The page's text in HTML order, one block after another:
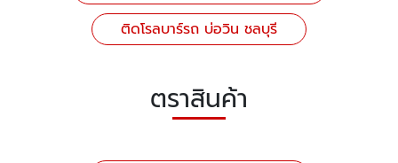
ติดโรลบาร์รถ บ่อวิน ชลบุรี
ตราสินค้า